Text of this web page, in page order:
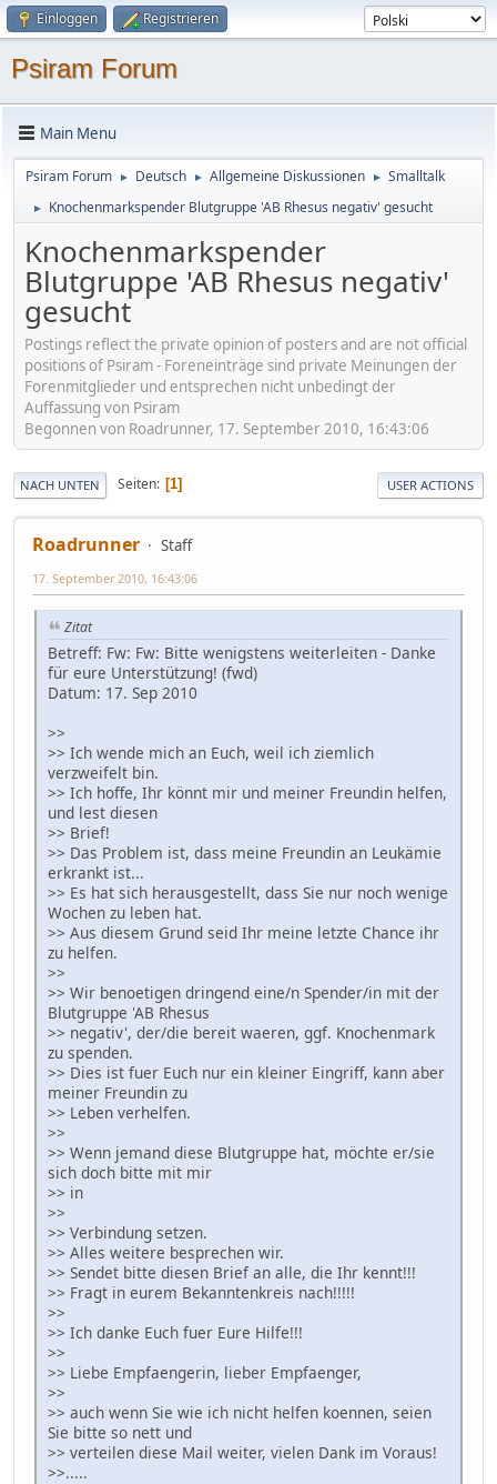
Einloggen Registrieren
Psiram Forum
Main Menu
Psiram Forum ► Deutsch ► Allgemeine Diskussionen ► Smalltalk
► Knochenmarkspender Blutgruppe 'AB Rhesus negativ' gesucht
Knochenmarkspender
Blutgruppe 'AB Rhesus negativ'
gesucht
Postings reflect the private opinion of posters and are not official
positions of Psiram - Foreneinträge sind private Meinungen der
Forenmitglieder und entsprechen nicht unbedingt der
Auffassung von Psiram
Begonnen von Roadrunner, 17. September 2010, 16:43:06
NACH UNTEN Seiten 1 USER ACTIONS
Roadrunner Staff
17. September 2010, 16:43:06
Zitat
Betreff: Fw: Fw: Bitte wenigstens weiterleiten - Danke
für eure Unterstützung! (fwd)
Datum: 17. Sep 2010
>>
>> Ich wende mich an Euch, weil ich ziemlich
verzweifelt bin.
>> Ich hoffe, Ihr könnt mir und meiner Freundin helfen,
und lest diesen
>> Brief!
>> Das Problem ist, dass meine Freundin an Leukämie
erkrankt ist...
>> Es hat sich herausgestellt, dass Sie nur noch wenige
Wochen zu leben hat.
>> Aus diesem Grund seid Ihr meine letzte Chance ihr
zu helfen.
>>
>> Wir benoetigen dringend eine/n Spender/in mit der
Blutgruppe 'AB Rhesus
>> negativ', der/die bereit waeren, ggf. Knochenmark
zu spenden.
>> Dies ist fuer Euch nur ein kleiner Eingriff, kann aber
meiner Freundin zu
>> Leben verhelfen.
>>
>> Wenn jemand diese Blutgruppe hat, möchte er/sie
sich doch bitte mit mir
>> in
>>
>> Verbindung setzen.
>> Alles weitere besprechen wir.
>> Sendet bitte diesen Brief an alle, die Ihr kennt!!!
>> Fragt in eurem Bekanntenkreis nach!!!!!
>>
>> Ich danke Euch fuer Eure Hilfe!!!
>>
>> Liebe Empfaengerin, lieber Empfaenger,
>>
>> auch wenn Sie wie ich nicht helfen koennen, seien
Sie bitte so nett und
>> verteilen diese Mail weiter, vielen Dank im Voraus!
>>.....